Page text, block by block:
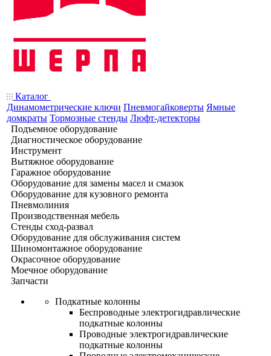
Каталог
Динамометрические ключи Пневмогайковерты Ямные
домкраты Тормозные стенды Люфт-детекторы
Подъемное оборудование
Диагностическое оборудование
Инструмент
Вытяжное оборудование
Гаражное оборудование
Оборудование для замены масел и смазок
Оборудование для кузовного ремонта
Пневмолиния
Производственная мебель
Стенды сход-развал
Оборудование для обслуживания систем
Шиномонтажное оборудование
Окрасочное оборудование
Моечное оборудование
Запчасти
Подкатные колонны
Беспроводные электрогидравлические
подкатные колонны
Проводные электрогидравлические
подкатные колонны